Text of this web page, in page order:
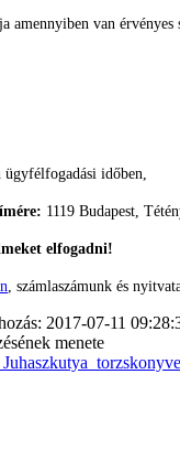
amennyiben van
időben,
1119 Budapest,
elfogadni!
, számlaszámunk és
2017-07-11
menete